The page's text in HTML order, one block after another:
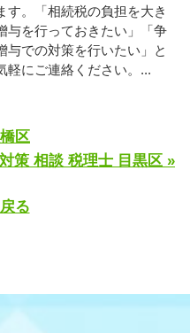
す。「相続税の負担を大き
与を行っておきたい」「争
与での対策を行いたい」と
軽にご連絡ください。...
区
策 相談 税理士 目黒区 »
る